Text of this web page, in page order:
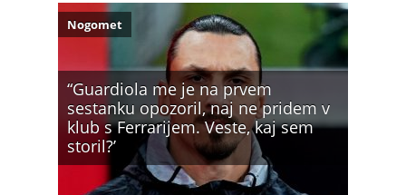
“Guardiola me je na prvem
sestanku opozoril, naj ne pridem v
klub s Ferrarijem. Veste, kaj sem
storil?’
Nogomet